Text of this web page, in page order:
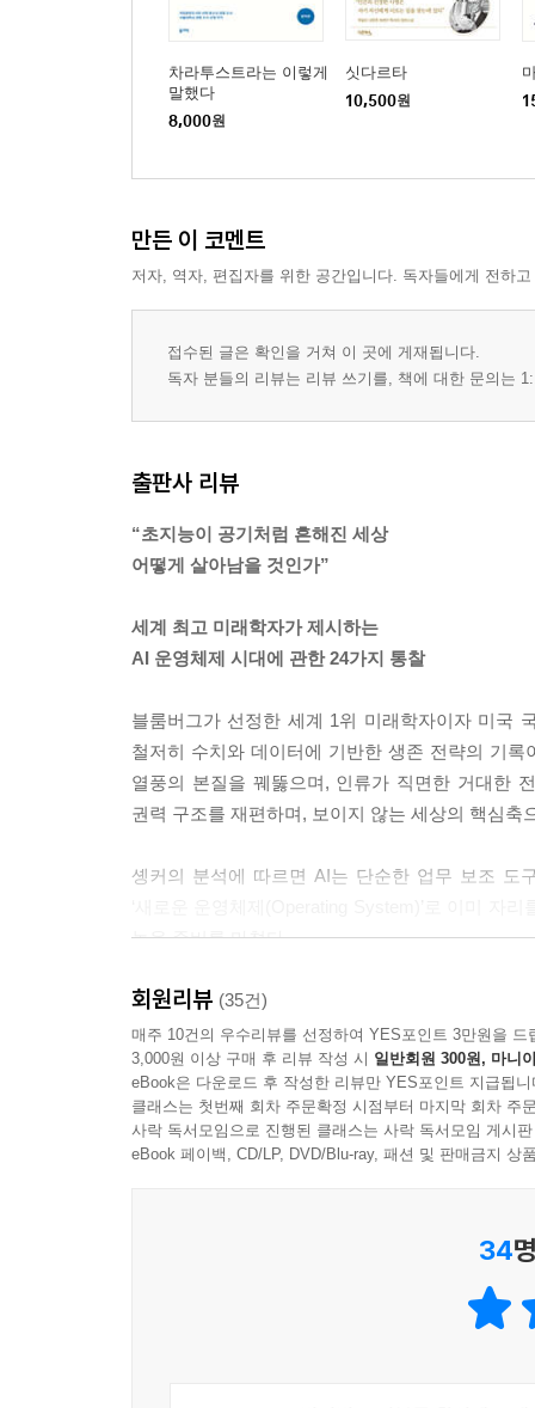
차라투스트라는 이렇게
말했다
8,000원
싯다르타
10,500원
만든 이 코멘트
저자, 역자, 편집자를 위한 공간입니다. 독자들에게 전하
접수된 글은 확인을 거쳐 이 곳에 게재됩니다.
독자 분들의 리뷰는 리뷰 쓰기를, 책에 대한 문의는
출판사 리뷰
“초지능이 공기처럼 흔해진 세상
어떻게 살아남을 것인가”
세계 최고 미래학자가 제시하는
AI 운영체제 시대에 관한 24가지 통찰
블룸버그가 선정한 세계 1위 미래학자이자 미국
철저히 수치와 데이터에 기반한 생존 전략의 기
열풍의 본질을 꿰뚫으며, 인류가 직면한 거대한
권력 구조를 재편하며, 보이지 않는 세상의 핵심축
솅커의 분석에 따르면 AI는 단순한 업무 보조 도
놓을 준비를 마쳤다.
비서 정도로만 치부하는 안일함에 빠져 있다.
새로운 권력을 부여했듯, 이제는 에이전틱
바깥으로 밀어내고 있다.
솅커는 특히 B2B나 B2C의 시대를 넘어 기업이
예고하며, 산업 전반에 걸쳐 이 거대한 지각변동
· 개인의 전략: 시간 가치를 극대화할 ‘독창성
회원리뷰 (35건)
매주 10건의 우수리뷰를 선정하여 YES포인트 3만원을 드
3,000원 이상 구매 후 리뷰 작성 시 일반회원 300원, 마니
eBook은 다운로드 후 작성한 리뷰만 YES포인트 지급됩니
클래스는 첫번째 회차 주문확정 시점부터 마지막 회차 주
사락 독서모임으로 진행된 클래스는 사락 독서모임 게시
eBook 페이백, CD/LP, DVD/Blu-ray, 패션 및 판매금지 상
34